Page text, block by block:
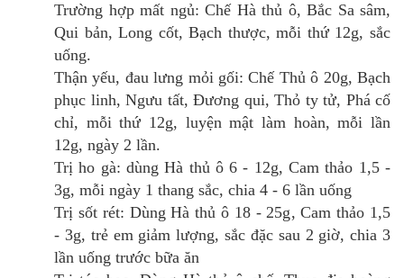
Trường hợp mất ngủ: Chế Hà thủ ô, Bắc Sa sâm,
Qui bản, Long cốt, Bạch thược, mỗi thứ 12g, sắc
uống.
Thận yếu, đau lưng mỏi gối: Chế Thủ ô 20g, Bạch
phục linh, Ngưu tất, Đương qui, Thỏ ty tử, Phá cố
chỉ, mỗi thứ 12g, luyện mật làm hoàn, mỗi lần
12g, ngày 2 lần.
Trị ho gà: dùng Hà thủ ô 6 - 12g, Cam thảo 1,5 -
3g, mỗi ngày 1 thang sắc, chia 4 - 6 lần uống
Trị sốt rét: Dùng Hà thủ ô 18 - 25g, Cam thảo 1,5
- 3g, trẻ em giảm lượng, sắc đặc sau 2 giờ, chia 3
lần uống trước bữa ăn